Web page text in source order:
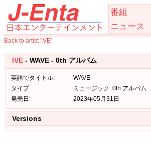
番組
ニュース
Back to artist 'IVE'
IVE - WAVE - 0th アルバム
英語でタイトル:
WAVE
タイプ:
ミュージック: 0th アルバム
発売日:
2023年05月31日
Versions